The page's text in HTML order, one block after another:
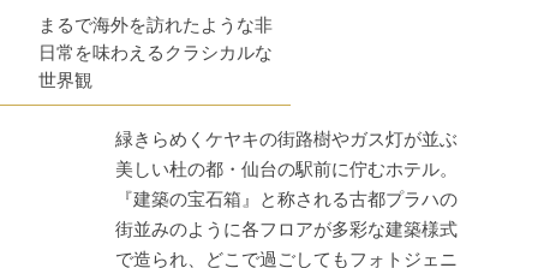
まるで海外を訪れたような非
日常を味わえるクラシカルな
世界観
緑きらめくケヤキの街路樹やガス灯が並ぶ
美しい杜の都・仙台の駅前に佇むホテル。
『建築の宝石箱』と称される古都プラハの
街並みのように各フロアが多彩な建築様式
で造られ、どこで過ごしてもフォトジェニ